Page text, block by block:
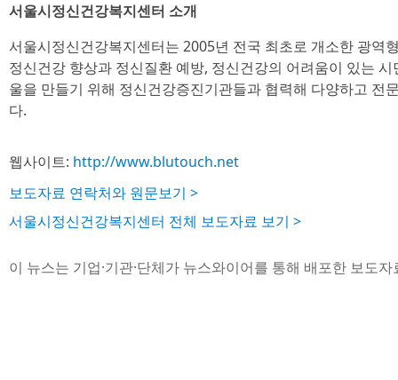
서울시정신건강복지센터 소개
서울시정신건강복지센터는 2005년 전국 최초로 개소한 광역
정신건강 향상과 정신질환 예방, 정신건강의 어려움이 있는
울을 만들기 위해 정신건강증진기관들과 협력해 다양하고 전
다.
웹사이트: http://www.blutouch.net
보도자료 연락처와 원문보기 >
서울시정신건강복지센터 전체 보도자료 보기 >
이 뉴스는 기업·기관·단체가 뉴스와이어를 통해 배포한 보도